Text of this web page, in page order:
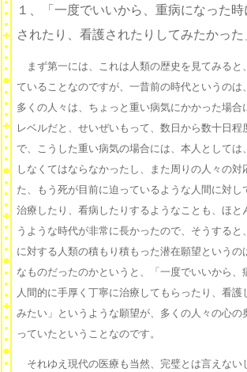
１、「一度でいいから、重病になった
されたり、看護されたりしてみたかった
まず第一には、これは人類の歴史を見てみると
ていることなのですが、一昔前の時代というのは
多くの人々は、ちょっと重い病気にかかった場合
レベルだと、せいぜいもって、数日から数十日程
で、こうした重い病気の場合には、本人としては
しなくてはならなかったし、また周りの人々の対
た、もう死が目前に迫っているような人間に対し
治療したり、看病したりするようなことも、ほと
うような時代が非常に長かったので、そうすると
に対する人類の積もり積もった潜在願望というの
なものだったのかというと、「一度でいいから、
人間的に手厚く丁寧に治療してもらったり、看護
みたい」というような願望が、多くの人々の心の
っていたということなのです。
それゆえ現代の医療も当然、完璧とは言えない